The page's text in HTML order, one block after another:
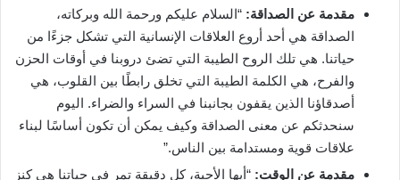
مقدمة عن الصداقة: “السلام عليكم ورحمة الله وبركاته،
الصداقة هي أحد أروع العلاقات الإنسانية التي تشكل جزءًا من
حياتنا. هي تلك الروح الطيبة التي تضئ دروبنا في أوقات الحزن
والفرح، هي الكلمة الطيبة التي تخلق رابطًا بين القلوب، هي
أصدقاؤنا الذين يقفون بجانبنا في السراء والضراء. اليوم
سنحدثكم عن معنى الصداقة وكيف يمكن أن تكون أساسًا لبناء
علاقات قوية ومستدامة بين الناس.”
مقدمة عن الوقت: “أيها الأحبة، كل دقيقة تمر في حياتنا هي كنز